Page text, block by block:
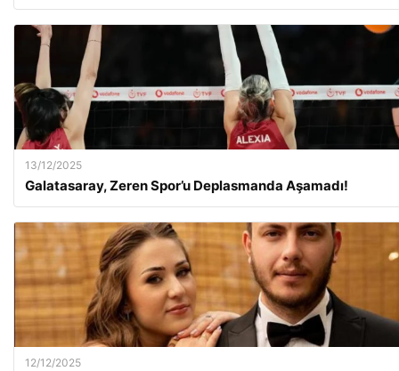
13/12/2025
Galatasaray, Zeren Spor’u Deplasmanda Aşamadı!
12/12/2025